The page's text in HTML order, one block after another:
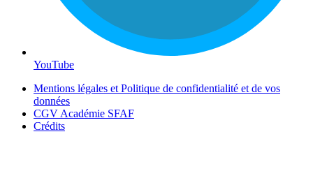
YouTube
Mentions légales et Politique de confidentialité et de vos
données
CGV Académie SFAF
Crédits